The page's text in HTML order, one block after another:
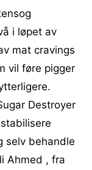
i løpet av
mat cravings
vil føre pigger
Destroyer
selv behandle
Ahmed , fra